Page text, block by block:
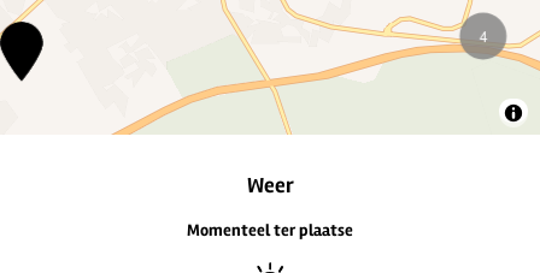
3
3
Weer
Momenteel ter plaatse